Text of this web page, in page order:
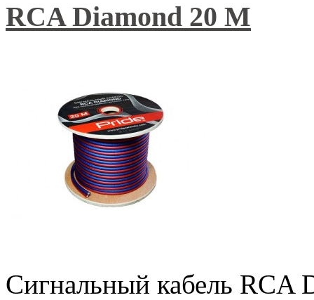
RCA Diamond 20 М
Сигнальный кабель RCA